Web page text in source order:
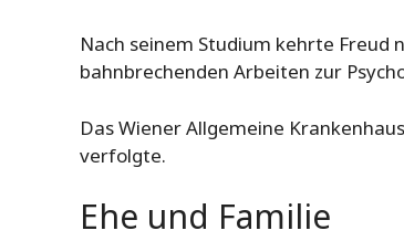
Nach seinem Studium kehrte Freud
bahnbrechenden Arbeiten zur
Das Wiener Allgemeine
verfolgte.
Ehe und Familie